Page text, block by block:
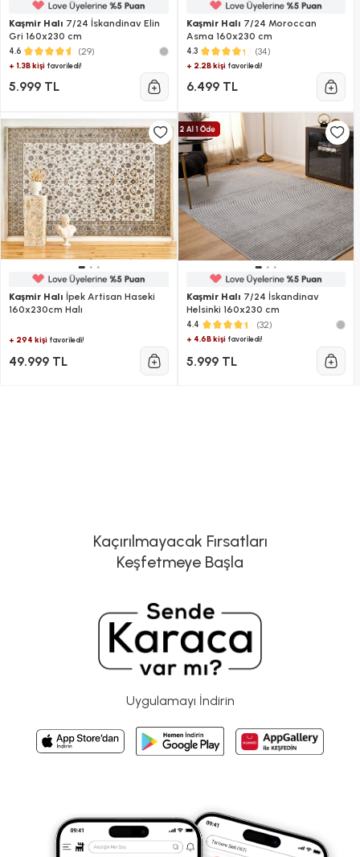
Kaşmir Halı 7/24 İskandinav Elin
Gri 160x230 cm
4.6 (29)
+ 1.3B kişi favoriledi!
5.999 TL
Kaşmir Halı 7/24 Moroccan
Asma 160x230 cm
4.3 (34)
+ 2.2B kişifavoriledi!
6.499 TL
Kaşmir Halı İpek Artisan Haseki
160x230cm Halı
+ 294 kişi favoriledi!
49.999 TL
Kaşmir Halı 7/24 İskandinav
Helsinki 160x230 cm
4.4 (32)
+ 4.6B kişifavoriledi!
5.999 TL
Kaçırılmayacak Fırsatları
Keşfetmeye Başla
Uygulamayı İndirin